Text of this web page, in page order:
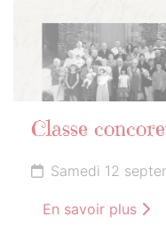
Classe
Samedi 12
En savoir plus